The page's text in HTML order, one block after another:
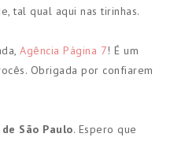
tal qual aqui nas tirinhas.
Agência Página 7! É um
Obrigada por confiarem
São Paulo. Espero que